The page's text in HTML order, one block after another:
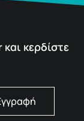
κερδίστε